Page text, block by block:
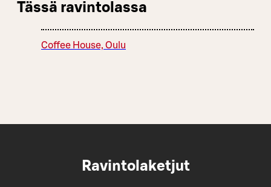
Tässä ravintolassa
Coffee House, Oulu
Ravintolaketjut